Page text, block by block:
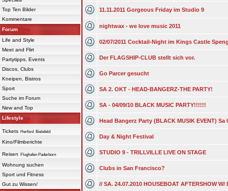
Top Ten Bilder
Kommentare
Forum
Life and Style
Meet and Flirt
Partytipps, Events
Discos, Clubs
Kneipen, Bistros
Sport
Suche im Forum
New and Top
Lifestyle
Tickets Herford Bielefeld
Kino/Filmberichte
Reisen Flughafen Paderborn
Wohnung suchen
Sport und Fitness
Gut zu Wissen/
11.11.2011 Gorgeous Friday im Studio 9
nightwax - we love music 2011
02/07/2011 Cocktail-Night im Kings Castle
Der FLAGSHIP-CLUB stellt sich vor.
Go Parcer gesucht
SA 2. OKT - HEAD-BANGERZ-THE PARTY!
SA - 04/09/10 BLACK MUSIC PARTY!!!!!!
Head Bangerz Party (BLACK MUSIK EVENT) Sa
Day & Night Festival
STUDIO 9 - TRILLVILLE LIVE ON STAGE
Clubs in San Francisco?
// SA. 24.07.2010 HOUSEBOAT AFTERSHOW W/